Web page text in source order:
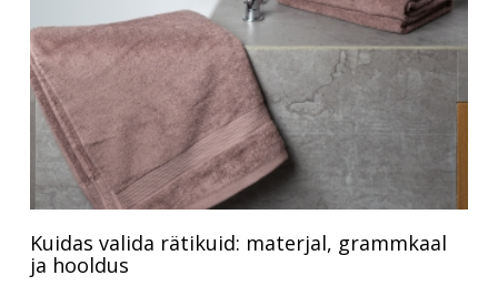
Kuidas valida rätikuid: materjal, grammkaal
ja hooldus